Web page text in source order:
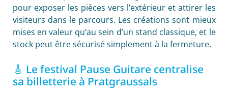
pour exposer les pièces vers l’extérieur et attirer les
visiteurs dans le parcours. Les créations sont mieux
mises en valeur qu’au sein d’un stand classique, et le
stock peut être sécurisé simplement à la fermeture.
🎸 Le festival Pause Guitare centralise
sa billetterie à Pratgraussals